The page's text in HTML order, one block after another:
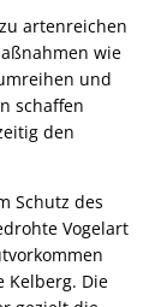
artenreichen
wie
und
schaffen
den
Schutz des
Vogelart
Kelberg. Die